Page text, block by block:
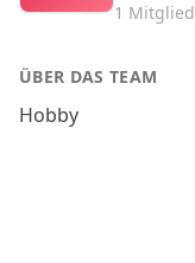
1 Mitglied
ÜBER DAS TEAM
Hobby